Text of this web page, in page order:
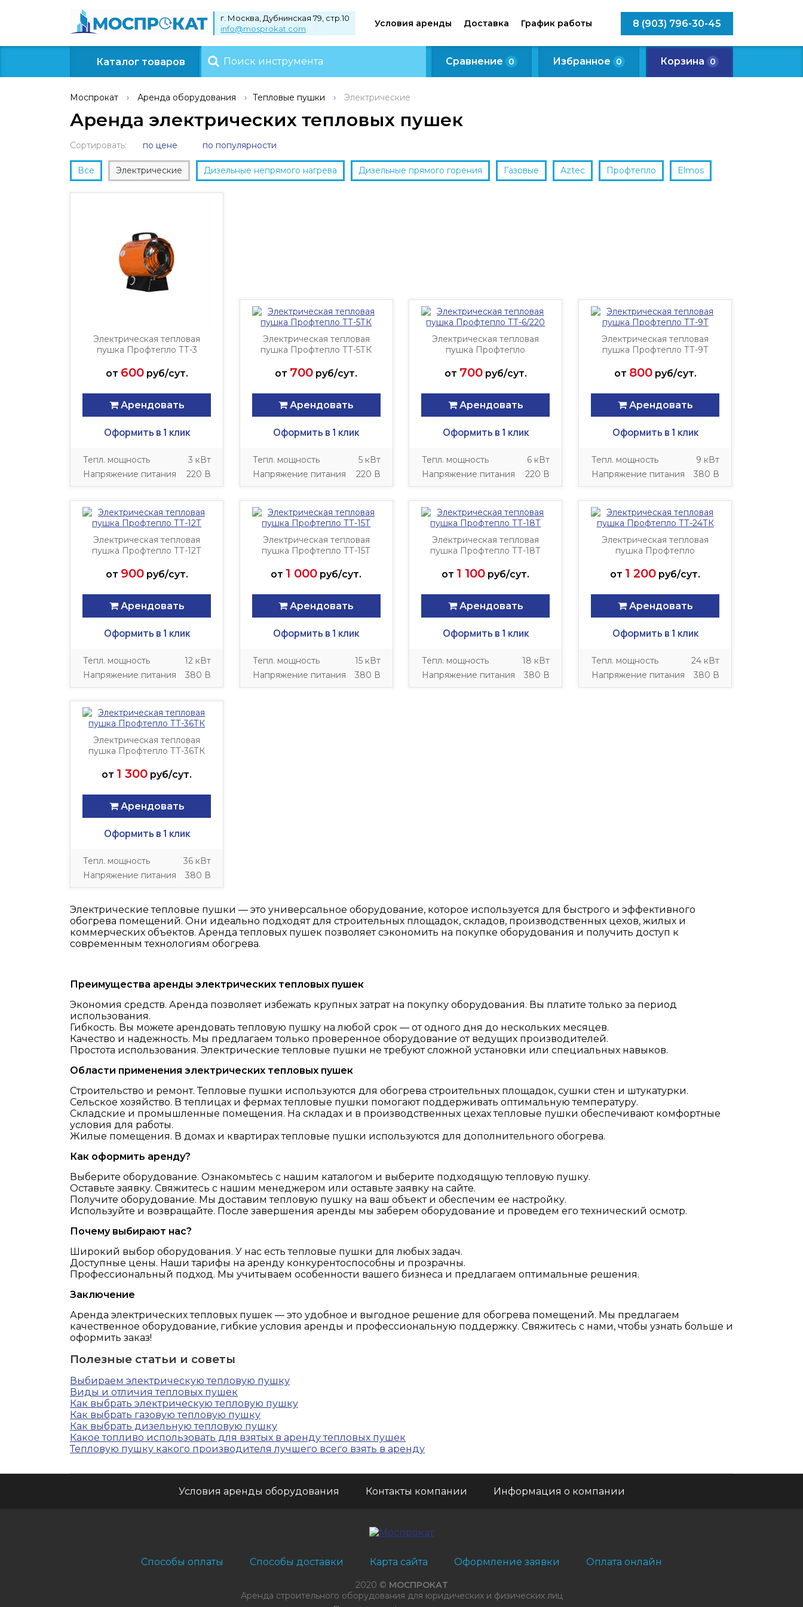
г. Москва, Дубнинская 79, стр.10
info@mosprokat.com
Условия аренды Доставка График работы 8 (903) 796-30-45
Каталог товаров Сравнение 0 Избранное 0 Корзина 0
Моспрокат › Аренда оборудования › Тепловые пушки › Электрические
Аренда электрических тепловых пушек
Сортировать: по цене по популярности
Все Электрические Дизельные непрямого нагрева Дизельные прямого горения Газовые Aztec Профтепло Elmos
Электрическая тепловая
пушка Профтепло ТТ-3
от 600руб/сут.
Арендовать
Оформить в 1 клик
Тепл. мощность
3 кВт
Напряжение питания
220 В
Электрическая тепловая
пушка Профтепло ТТ-5ТК
от 700 руб/сут.
Арендовать
Оформить в 1 клик
Тепл. мощность
5 кВт
Напряжение питания
220 В
Электрическая тепловая
пушка Профтепло
от 700руб/сут.
Арендовать
Оформить в 1 клик
Тепл. мощность
6 кВт
Напряжение питания
220 В
Электрическая тепловая
пушка Профтепло ТТ-9Т
от 800руб/сут.
Арендовать
Оформить в 1 клик
Тепл. мощность
9 кВт
Напряжение питания
380 В
Электрическая тепловая
пушка Профтепло ТТ-12Т
от 900руб/сут.
Арендовать
Оформить в 1 клик
Тепл. мощность
12 кВт
Напряжение питания
380 В
Электрическая тепловая
пушка Профтепло ТТ-15Т
от 1 000 руб/сут.
Арендовать
Оформить в 1 клик
Тепл. мощность
15 кВт
Напряжение питания
380 В
Электрическая тепловая
пушка Профтепло ТТ-18Т
от 1 100 руб/сут.
Арендовать
Оформить в 1 клик
Тепл. мощность
18 кВт
Напряжение питания
380 В
Электрическая тепловая
пушка Профтепло
от 1 200 руб/сут.
Арендовать
Оформить в 1 клик
Тепл. мощность
24 кВт
Напряжение питания
380 В
Электрическая тепловая
пушка Профтепло ТТ-36ТК
от 1 300 руб/сут.
Арендовать
Оформить в 1 клик
Тепл. мощность
36 кВт
Напряжение питания
380 В
Электрические тепловые пушки — это универсальное оборудование, которое используется для быстрого и эффективного
обогрева помещений. Они идеально подходят для строительных площадок, складов, производственных цехов, жилых и
коммерческих объектов. Аренда тепловых пушек позволяет сэкономить на покупке оборудования и получить доступ к
современным технологиям обогрева.
Преимущества аренды электрических тепловых пушек
Экономия средств. Аренда позволяет избежать крупных затрат на покупку оборудования. Вы платите только за период
использования.
Гибкость. Вы можете арендовать тепловую пушку на любой срок — от одного дня до нескольких месяцев.
Качество и надежность. Мы предлагаем только проверенное оборудование от ведущих производителей.
Простота использования. Электрические тепловые пушки не требуют сложной установки или специальных навыков.
Области применения электрических тепловых пушек
Строительство и ремонт. Тепловые пушки используются для обогрева строительных площадок, сушки стен и штукатурки.
Сельское хозяйство. В теплицах и фермах тепловые пушки помогают поддерживать оптимальную температуру.
Складские и промышленные помещения. На складах и в производственных цехах тепловые пушки обеспечивают комфортные
условия для работы.
Жилые помещения. В домах и квартирах тепловые пушки используются для дополнительного обогрева.
Как оформить аренду?
Выберите оборудование. Ознакомьтесь с нашим каталогом и выберите подходящую тепловую пушку.
Оставьте заявку. Свяжитесь с нашим менеджером или оставьте заявку на сайте.
Получите оборудование. Мы доставим тепловую пушку на ваш объект и обеспечим ее настройку.
Используйте и возвращайте. После завершения аренды мы заберем оборудование и проведем его технический осмотр.
Почему выбирают нас?
Широкий выбор оборудования. У нас есть тепловые пушки для любых задач.
Доступные цены. Наши тарифы на аренду конкурентоспособны и прозрачны.
Профессиональный подход. Мы учитываем особенности вашего бизнеса и предлагаем оптимальные решения.
Заключение
Аренда электрических тепловых пушек — это удобное и выгодное решение для обогрева помещений. Мы предлагаем
качественное оборудование, гибкие условия аренды и профессиональную поддержку. Свяжитесь с нами, чтобы узнать больше и
оформить заказ!
Полезные статьи и советы
Выбираем электрическую тепловую пушку
Виды и отличия тепловых пушек
Как выбрать электрическую тепловую пушку
Как выбрать газовую тепловую пушку
Как выбрать дизельную тепловую пушку
Какое топливо использовать для взятых в аренду тепловых пушек
Тепловую пушку какого производителя лучшего всего взять в аренду
Условия аренды оборудования Контакты компании Информация о компании
Способы оплаты Способы доставки Карта сайта Оформление заявки Оплата онлайн
2020 © МОСПРОКАТ
Аренда строительного оборудования для юридических и физических лиц